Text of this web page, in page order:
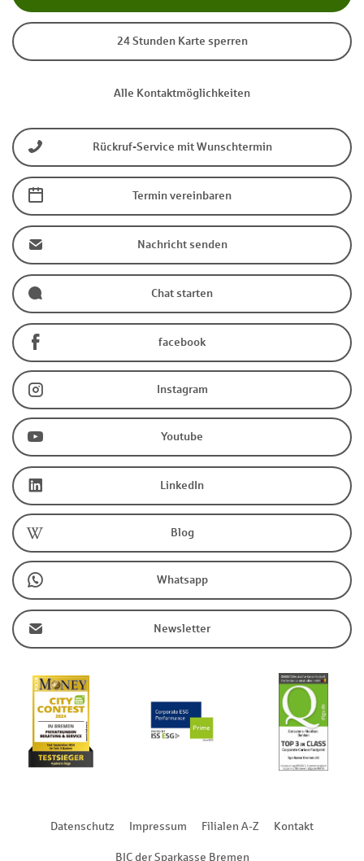
24 Stunden Karte sperren
Alle Kontaktmöglichkeiten
Rückruf-Service mit Wunschtermin
Termin vereinbaren
Nachricht senden
Chat starten
facebook
Instagram
Youtube
LinkedIn
Blog
Whatsapp
Newsletter
Datenschutz Impressum Filialen A-Z Kontakt
BIC der Sparkasse Bremen